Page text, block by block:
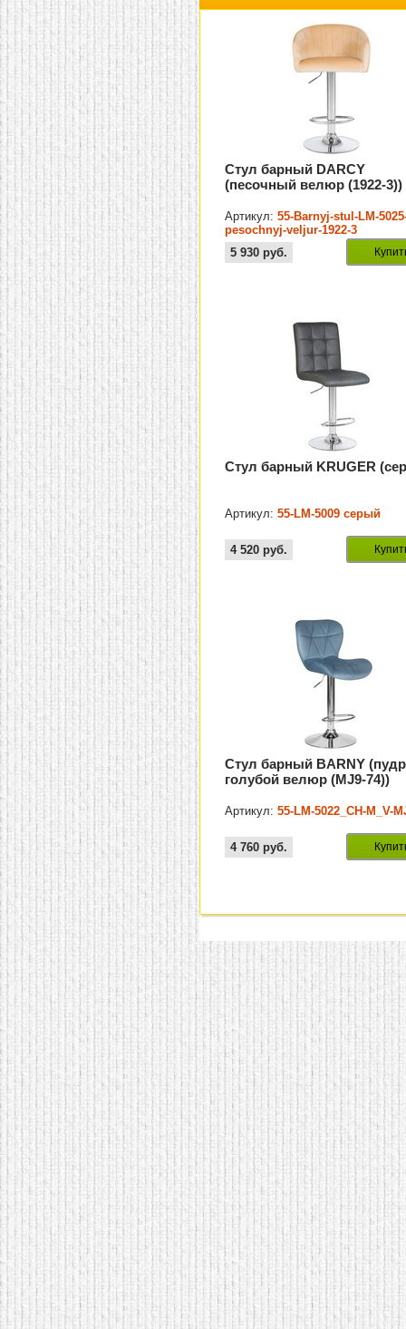
Стул барный DARCY
(песочный велюр (1922-3))
Артикул:55-Barnyj-stul-LM-
pesochnyj-veljur-1922-3
5 930 руб.
Стул барный KRUGER
Артикул:55-LM-5009 серый
4 520 руб.
Стул барный BARNY
голубой велюр (MJ9-74))
Артикул:55-LM-5022_CH-M_V-
4 760 руб.